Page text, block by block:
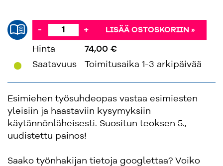
- + LISÄÄ OSTOSKORIIN »
Hinta
74,00 €
Saatavuus
Toimitusaika 1-3 arkipäivää
Esimiehen työsuhdeopas vastaa esimiesten
yleisiin ja haastaviin kysymyksiin
käytännönläheisesti. Suositun teoksen 5.,
uudistettu painos!
Saako työnhakijan tietoja googlettaa? Voiko